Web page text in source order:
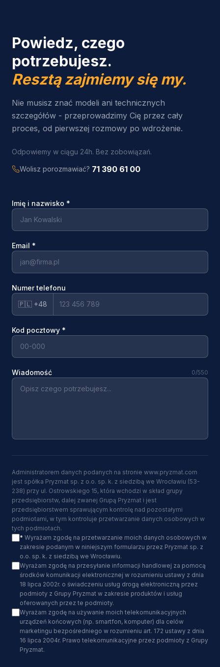
Powiedz, czego
potrzebujesz.
Resztą zajmiemy się my.
Nie musisz znać modeli ani technicznych
szczegółów - przeprowadzimy Cię przez cały
proces, od pierwszej rozmowy po wdrożenie.
Odpowiemy w ciągu 24h. Bez zobowiązań.
Wolisz porozmawiać? 71 390 61 00
Imię i nazwisko *
Email *
Numer telefonu
🇵🇱 +48
Kod pocztowy *
Wiadomość 0/550
Administratorem danych podanych na stronie www.pryzmat.com
jest spółka Pryzmat sp. z o.o. sp. k. z siedzibą we Wrocławiu (53-
238) przy ul. Ostrowskiego 15, która wchodzi w skład grupy
przedsiębiorstw, dalej zwanej Grupą Pryzmat i jest
przedsiębiorstwem sprawującym kontrolę nad pozostałymi
podmiotami, w tym kontroluje przetwarzanie danych osobowych w
tych podmiotach.
* Wyrażam zgodę na przetwarzanie moich danych osobowych w
zakresie podanym w niniejszym formularzu przez Pryzmat sp. z
o.o. sp. k. z siedzibą we Wrocławiu.
Wyrażam zgodę na przesyłanie informacji handlowej za pomocą
środków komunikacji elektronicznej w rozumieniu ustawy z dnia
18 lipca 2002r. o świadczeniu usług drogą elektroniczną przez
podmioty z Grupy Pryzmat w zakresie produktów i usług
oferowanych przez te podmioty.
Wyrażam zgodę na używanie moich telekomunikacyjnych
urządzeń końcowych (np. smartfon, komputer) dla celów
marketingu bezpośredniego w rozumieniu art. 172 ustawy z dnia
16 lipca 2004r. Prawo telekomunikacyjne przez podmioty z Grupy
Pryzmat.